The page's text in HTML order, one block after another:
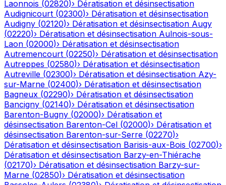
Laonnois (02820)› Dératisation et désinsectisation
Audignicourt (02300)› Dératisation et désinsectisation
Audigny (02120)› Dératisation et désinsectisation Augy
(02220)› Dératisation et désinsectisation Aulnois-sous-
Laon (02000)› Dératisation et désinsectisation
Autremencourt (02250)› Dératisation et désinsectisation
Autreppes (02580)› Dératisation et désinsectisation
Autreville (02300)› Dératisation et désinsectisation Azy-
sur-Marne (02400)› Dératisation et désinsectisation
Bagneux (02290)› Dératisation et désinsectisation
Bancigny (02140)› Dératisation et désinsectisation
Barenton-Bugny (02000)› Dératisation et
désinsectisation Barenton-Cel (02000)› Dératisation et
désinsectisation Barenton-sur-Serre (02270)›
Dératisation et désinsectisation Barisis-aux-Bois (02700)›
Dératisation et désinsectisation Barzy-en-Thiérache
(02170)› Dératisation et désinsectisation Barzy-sur-
Marne (02850)› Dératisation et désinsectisation